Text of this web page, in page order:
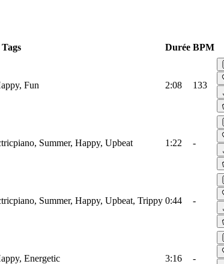
Tags Durée BPM
Fun 2:08 133
Summer, Happy, Upbeat 1:22 -
Summer, Happy, Upbeat, Trippy 0:44 -
Energetic 3:16 -